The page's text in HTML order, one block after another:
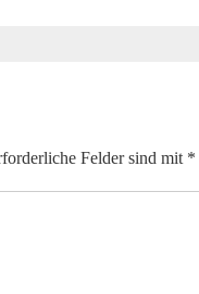
Felder sind mit *